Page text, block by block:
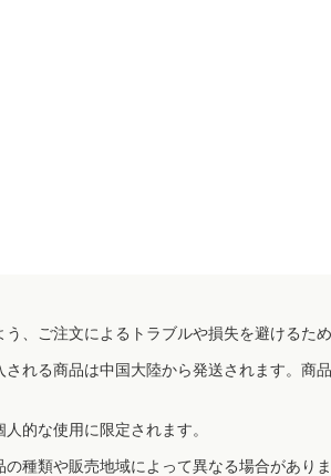
、ご注文によるトラブルや損失を避けるた
れる商品は中国大陸から発送されます。
的な使用に限定されます。
種類や販売地域によって異なる場合があ